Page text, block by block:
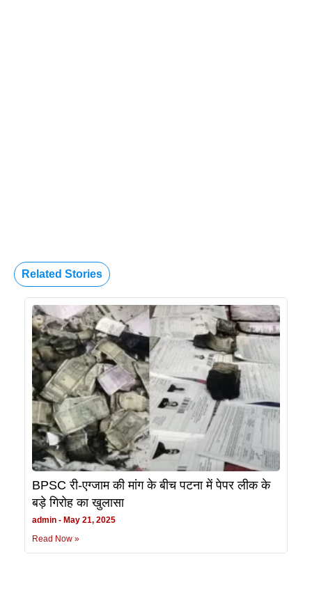
Related Stories
BPSC री-एग्जाम की मांग के बीच पटना में पेपर लीक के
बड़े गिरोह का खुलासा
admin
May 21, 2025
Read Now »